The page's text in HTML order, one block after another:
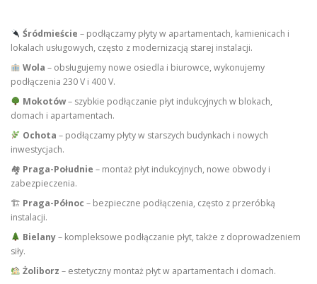
Śródmieście – podłączamy płyty w apartamentach, kamienicach i
lokalach usługowych, często z modernizacją starej instalacji.
Wola – obsługujemy nowe osiedla i biurowce, wykonujemy
podłączenia 230 V i 400 V.
Mokotów– szybkie podłączanie płyt indukcyjnych w blokach,
domach i apartamentach.
Ochota – podłączamy płyty w starszych budynkach i nowych
inwestycjach.
🏘 Praga-Południe – montaż płyt indukcyjnych, nowe obwody i
zabezpieczenia.
🏗 Praga-Północ – bezpieczne podłączenia, często z przeróbką
instalacji.
Bielany– kompleksowe podłączanie płyt, także z doprowadzeniem
siły.
Żoliborz – estetyczny montaż płyt w apartamentach i domach.